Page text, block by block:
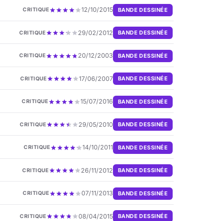
CRITIQUE 12/10/2015 BANDE DESSINÉE
CRITIQUE 29/02/2012 BANDE DESSINÉE
CRITIQUE 20/12/2003 BANDE DESSINÉE
CRITIQUE 17/06/2007 BANDE DESSINÉE
CRITIQUE 15/07/2016 BANDE DESSINÉE
CRITIQUE 29/05/2010 BANDE DESSINÉE
CRITIQUE 14/10/2011 BANDE DESSINÉE
CRITIQUE 26/11/2012 BANDE DESSINÉE
CRITIQUE 07/11/2013 BANDE DESSINÉE
CRITIQUE 08/04/2015 BANDE DESSINÉE